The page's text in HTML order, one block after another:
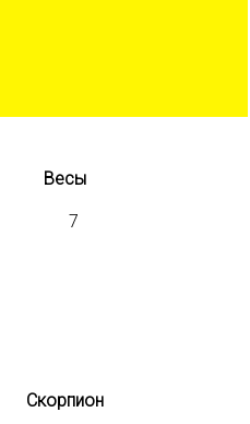
Весы
Скорпион